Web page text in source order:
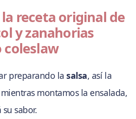
receta original de
y zanahorias
coleslaw
preparando lasalsa, así la
montamos la ensalada,
sabor.